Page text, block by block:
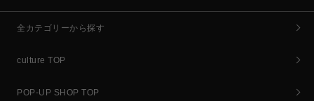
全カテゴリーから探す
culture TOP
POP-UP SHOP TOP